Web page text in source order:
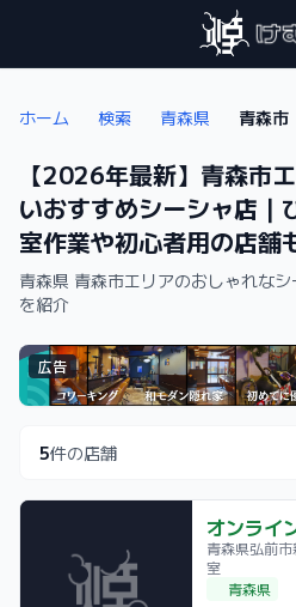
ホーム 検索 青森県 青森市
【2026年最新】青森市
いおすすめシーシャ店｜
室作業や初心者用の店舗
青森県 青森市エリアのおしゃれな
を紹介
広告
5件の店舗
オンライ
青森県弘前
室
青森県